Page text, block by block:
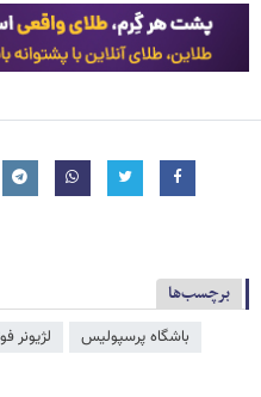
برچسب‌ها
باشگاه پرسپولیس لژیونر